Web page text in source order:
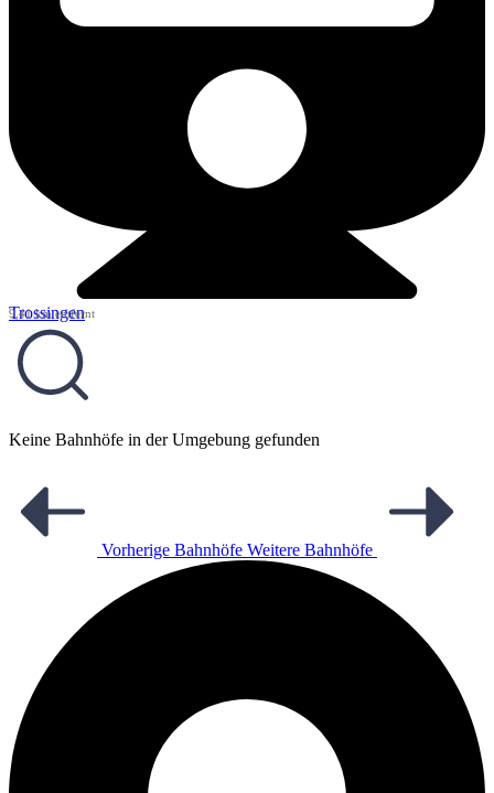
Trossingen
9,41 km entfernt
Keine Bahnhöfe in der Umgebung gefunden
Vorherige Bahnhöfe Weitere Bahnhöfe